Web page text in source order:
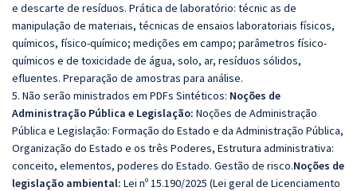
e descarte de resíduos. Prática de laboratório: técnic as de
manipulação de materiais, técnicas de ensaios laboratoriais físicos,
químicos, físico-químico; medições em campo; parâmetros físico-
químicos e de toxicidade de água, solo, ar, resíduos sólidos,
efluentes. Preparação de amostras para análise.
5. Não serão ministrados em PDFs Sintéticos: Noções de
Administração Pública e Legislação: Noções de Administração
Pública e Legislação: Formação do Estado e da Administração Pública,
Organização do Estado e os três Poderes, Estrutura administrativa:
conceito, elementos, poderes do Estado. Gestão de risco.Noções de
legislação ambiental: Lei nº 15.190/2025 (Lei geral de Licenciamento